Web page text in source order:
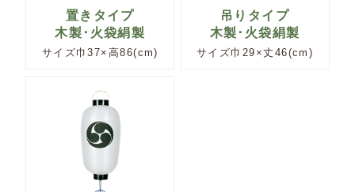
置きタイプ
木製･火袋絹製
サイズ巾37×高86(cm)
吊りタイプ
木製･火袋絹製
サイズ巾29×丈46(cm)